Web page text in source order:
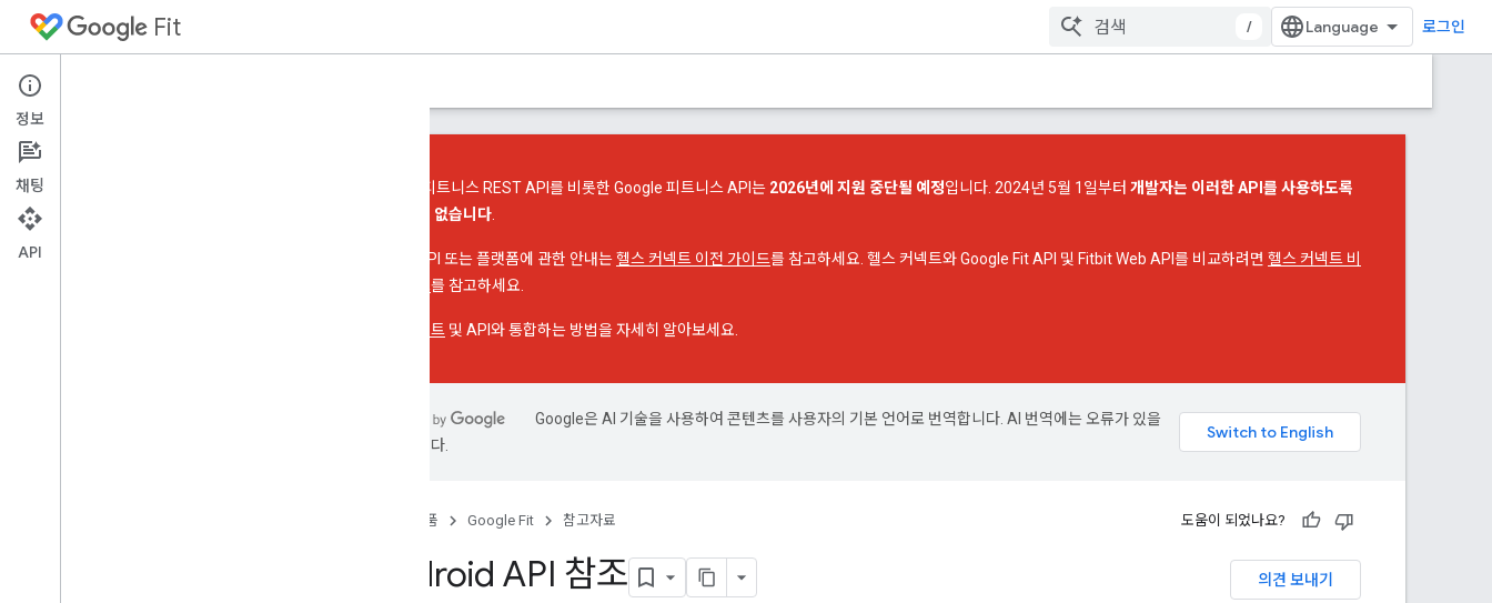
Fit / 로그인
Android용 Fit API
Google 피트니스 REST API를 비롯한 Google 피트니스 API는 2026년에 지원 중단될 예정입니다. 2024년 5월 1일부터 개발자는 이러한 API를 사용하도록
가입할 수 없습니다
이전할 API 또는 플랫폼에 관한 안내는헬스 커넥트 이전 가이드를 참고하세요. 헬스 커넥트와 Google Fit API 및 Fitbit Web API를 비교하려면 헬스 커넥트 비
교 가이드를 참고하세요.
헬스 커넥트 및 API와 통합하는 방법을 자세히 알아보세요.
Google은 AI 기술을 사용하여 콘텐츠를 사용자의 기본 언어로 번역합니다. AI 번역에는 오류가 있을
수 있습니다.
제품 Google Fit 참고자료 도움이 되었나요?
의견 보내기
Android API 참조
정보
채팅
API